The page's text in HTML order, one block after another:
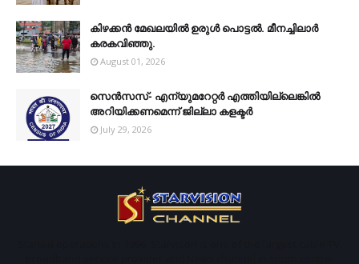
കിഴക്കന്‍ മേഖലയില്‍ ഉരുള്‍ പൊട്ടല്‍. മീനച്ചിലാര്‍
കരകവിഞ്ഞു.
August 01, 2026
സെന്‍സസ്- എന്യുമറേറ്റര്‍ എത്തിയില്ലെങ്കില്‍
അറിയിക്കണമെന്ന് ജില്ലാ കളക്ടര്‍
July 29, 2026